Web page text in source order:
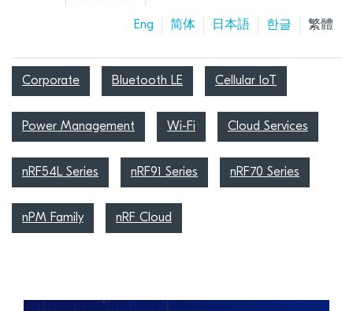
Eng 简体 日本語 한글 繁體
Corporate Bluetooth LE Cellular IoT
Power Management Wi-Fi Cloud Services
nRF54L Series nRF91 Series nRF70 Series
nPM Family nRF Cloud